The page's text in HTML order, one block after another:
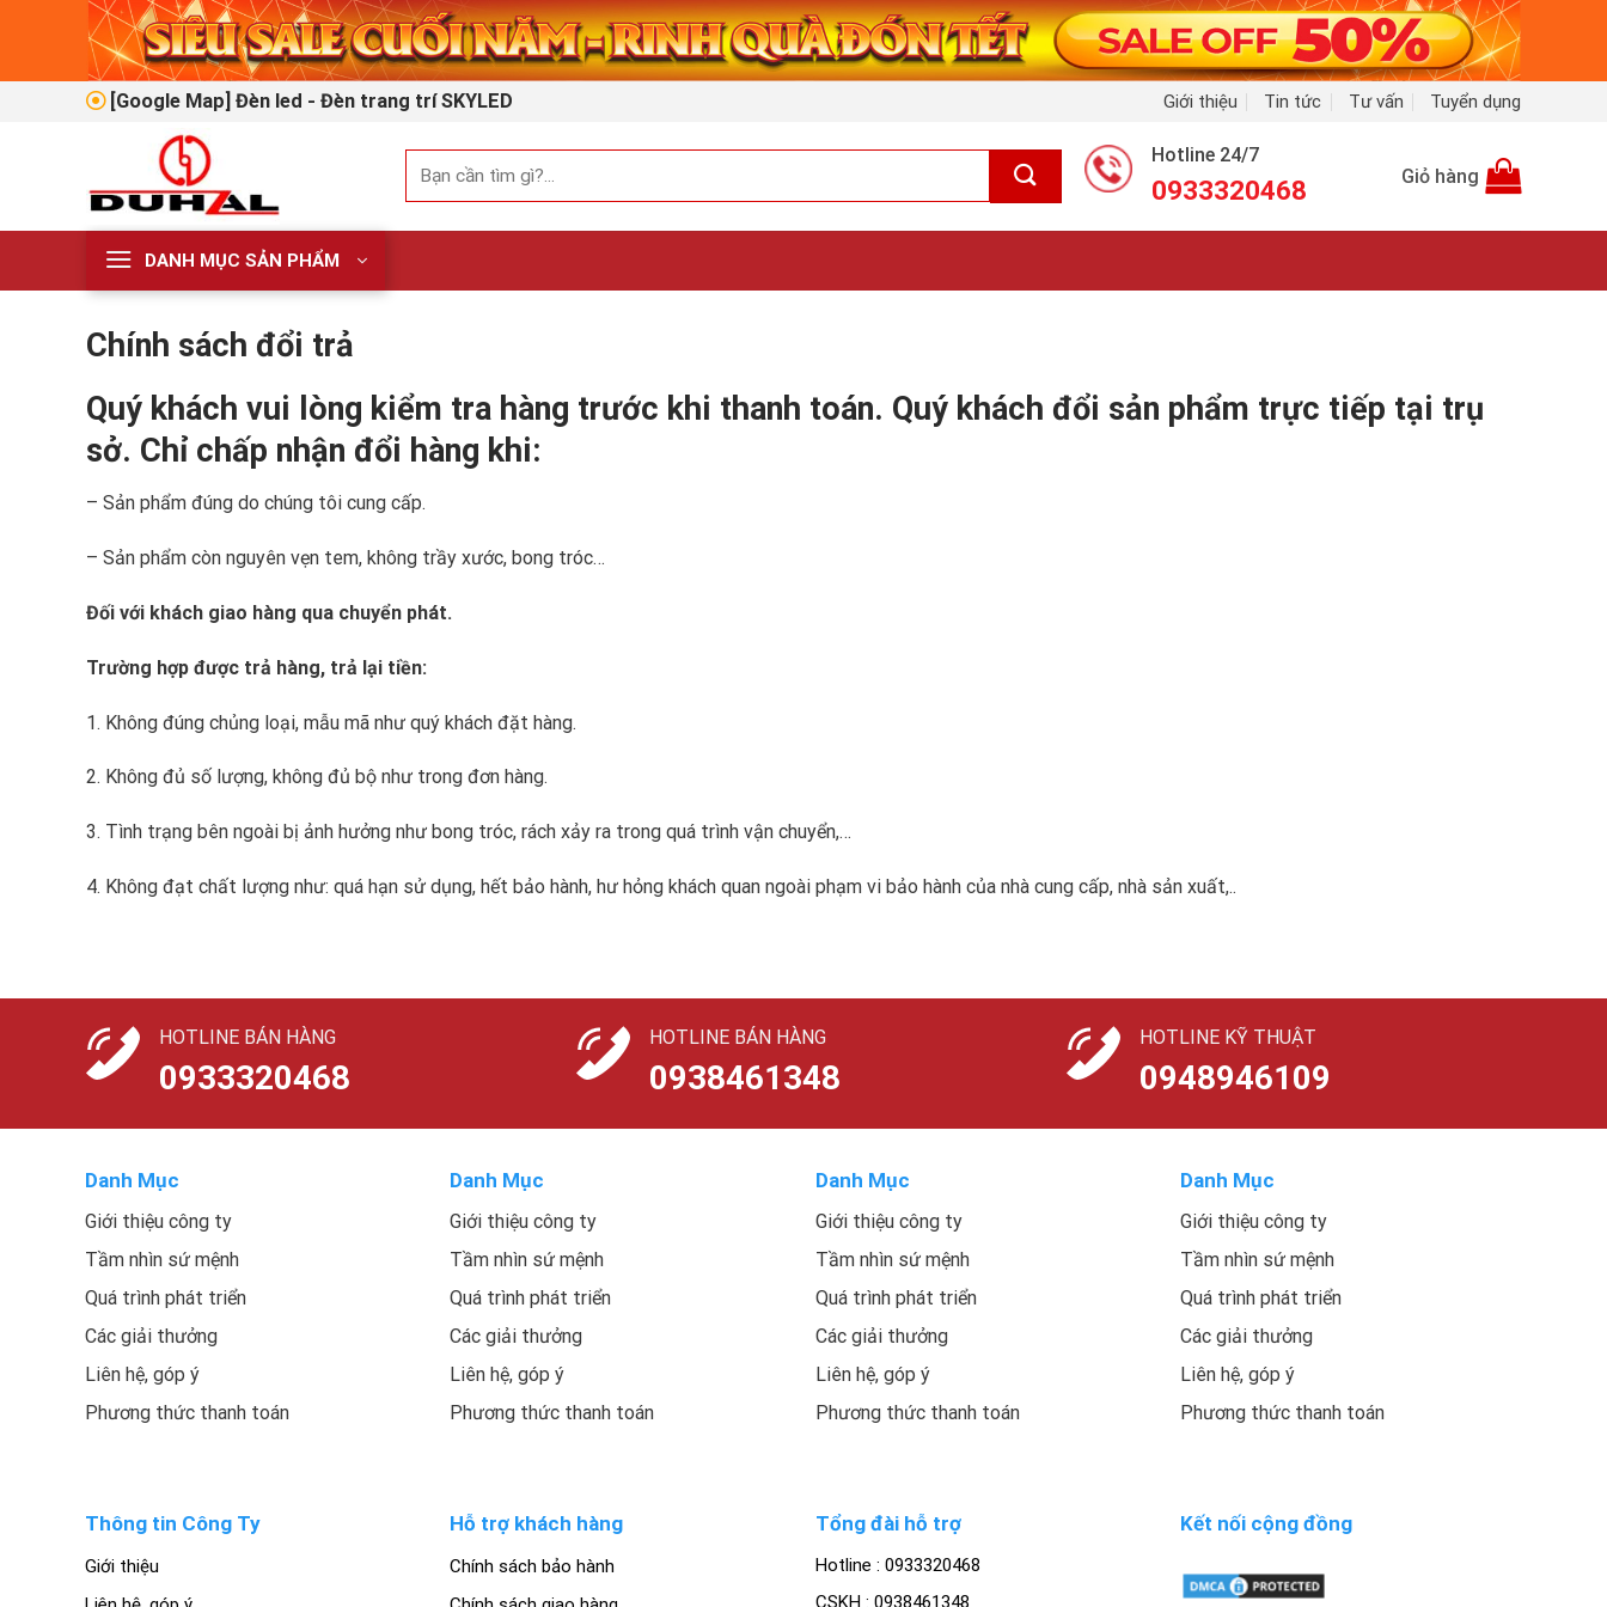
[Google Map] Đèn led - Đèn trang trí SKYLED
Giới thiệu Tin tức Tư vấn Tuyển dụng
kiếm:
Hotline 24/7
0933320468 Giỏ hàng
DANH MỤC SẢN PHẨM
Chính sách đổi trả
Quý khách vui lòng kiểm tra hàng trước khi thanh toán. Quý khách đổi sản phẩm trực tiếp tại trụ
sở. Chỉ chấp nhận đổi hàng khi:
– Sản phẩm đúng do chúng tôi cung cấp.
– Sản phẩm còn nguyên vẹn tem, không trầy xước, bong tróc…
Đối với khách giao hàng qua chuyển phát.
Trường hợp được trả hàng, trả lại tiền:
1. Không đúng chủng loại, mẫu mã như quý khách đặt hàng.
2. Không đủ số lượng, không đủ bộ như trong đơn hàng.
3. Tình trạng bên ngoài bị ảnh hưởng như bong tróc, rách xảy ra trong quá trình vận chuyển,…
4. Không đạt chất lượng như: quá hạn sử dụng, hết bảo hành, hư hỏng khách quan ngoài phạm vi bảo hành của nhà cung cấp, nhà sản xuất,..
HOTLINE BÁN HÀNG
0933320468
HOTLINE BÁN HÀNG
0938461348
HOTLINE KỸ THUẬT
0948946109
Danh Mục
Giới thiệu công ty
Tầm nhìn sứ mệnh
Quá trình phát triển
Các giải thưởng
Liên hệ, góp ý
Phương thức thanh toán
Danh Mục
Giới thiệu công ty
Tầm nhìn sứ mệnh
Quá trình phát triển
Các giải thưởng
Liên hệ, góp ý
Phương thức thanh toán
Danh Mục
Giới thiệu công ty
Tầm nhìn sứ mệnh
Quá trình phát triển
Các giải thưởng
Liên hệ, góp ý
Phương thức thanh toán
Danh Mục
Giới thiệu công ty
Tầm nhìn sứ mệnh
Quá trình phát triển
Các giải thưởng
Liên hệ, góp ý
Phương thức thanh toán
Thông tin Công Ty
Giới thiệu
Hỗ trợ khách hàng
Chính sách bảo hành
Tổng đài hỗ trợ
Hotline : 0933320468
CSKH : 0938461348
Kết nối cộng đồng